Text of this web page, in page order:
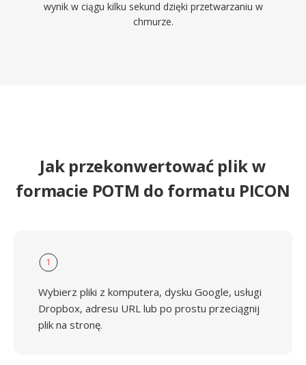
wynik w ciągu kilku sekund dzięki przetwarzaniu w
chmurze.
Jak przekonwertować plik w
formacie POTM do formatu PICON
1
Wybierz pliki z komputera, dysku Google, usługi
Dropbox, adresu URL lub po prostu przeciągnij
plik na stronę.